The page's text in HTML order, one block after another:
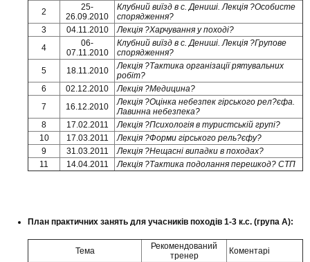
2
25-
26.09.2010
Клубний виїзд в с. Дениші. Лекція ?Особисте
спорядження?
3
04.11.2010
Лекція ?Харчування у поході?
4
06-
07.11.2010
Клубний виїзд в с. Дениші. Лекція ?Групове
спорядження?
5
18.11.2010
Лекція ?Тактика організації рятувальних
робіт?
6
02.12.2010
Лекція ?Медицина?
7
16.12.2010
Лекція ?Оцінка небезпек гірського рел?єфа.
Лавинна небезпека?
8
17.02.2011
Лекція ?Психологія в туристській групі?
10
17.03.2011
Лекція ?Форми гірського рель?єфу?
9
31.03.2011
Лекція ?Нещасні випадки в походах?
11
14.04.2011 Лекція ?Тактика подолання перешкод? СТП
План практичних занять для учасників походів 1-3 к.с. (група А):
Тема
Рекомендований
тренер
Коментарі